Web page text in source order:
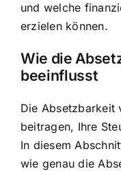
und welche
erzielen können.
Wie die
beeinflusst
Die Absetzbarkeit
beitragen, Ihre
In diesem
wie genau die